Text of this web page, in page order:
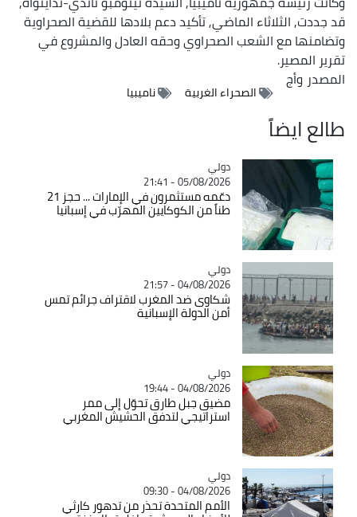
قد جددت, الثلاثاء الماضي, تأكيد دعم بلادها للقضية الصحراوية
وتضامنها مع الشعب الصحراوي وحقه العادل والمشروع في
تقرير المصير.
المصدروأج
الصحراء الغربية ناميبيا
طالع ايضاً
Catégorie
دولي
05/08/2026 - 21:41
دعّمه مستثمرون في الإمارات ... حجز 21
طناً من الكوكايين المهرّب في إسبانيا
Catégorie
دولي
04/08/2026 - 21:57
شكاوى ضد المغرب لاقتراف جرائم تمس
أمن الدولة الإسبانية
Catégorie
دولي
04/08/2026 - 19:44
مضيق جبل طارق تحوّل إلى ممر
استراتيجي لتدفق الحشيش المغربي
Catégorie
دولي
04/08/2026 - 09:30
الأمم المتحدة تحذر من تدهور كارثي